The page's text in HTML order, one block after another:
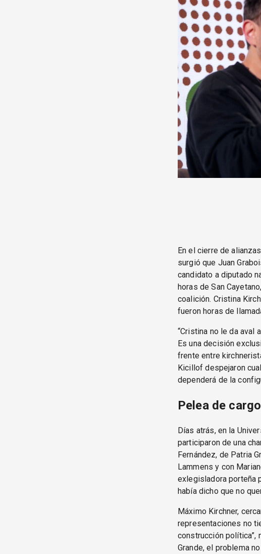
En el cierre de
surgió que Juan
candidato a diputado
horas de San
coalición. Cristina
fueron horas de
“Cristina no le da aval
Es una decisión
frente entre
Kicillof despejaron
dependerá de la
Pelea de
Días atrás, en la
participaron de una
Fernández, de Patria
Lammens y con
exlegisladora porteña
había dicho que no
Máximo Kirchner,
representaciones no
construcción política”,
Grande, el problema